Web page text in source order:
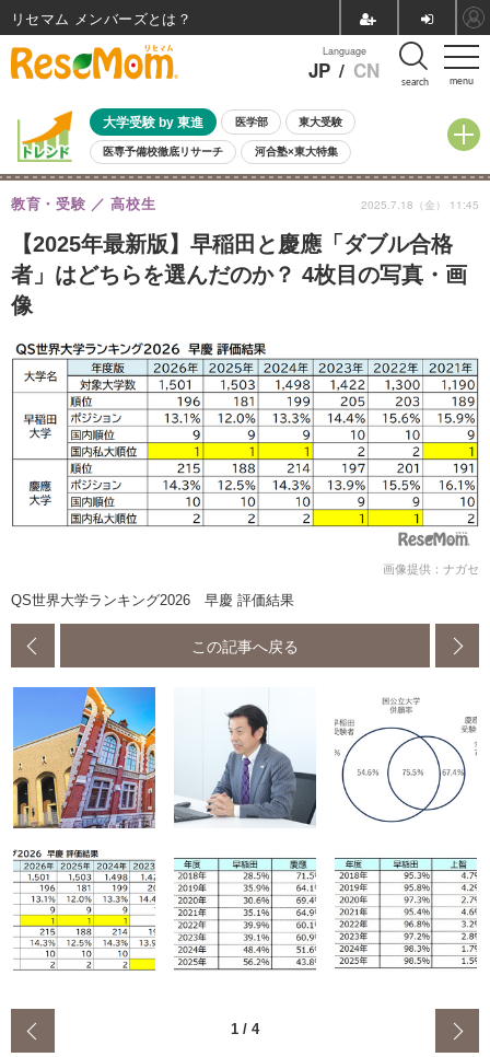
menu
Language
JP / CN search
大学受験 by 東進 医学部 東大受験
医専予備校徹底リサーチ 河合塾×東大特集
親子で考える大学選び 高校受験 中学受験 小学校受験
共通テスト 夏休み
8月開催イベント・WS 全国公立高校 過去問 人気記事
自由研究教材（小学生向け） 自由研究教材（中学生向け） ランキング
【2025年最新版】早稲田と慶應「ダブル合格
者」はどちらを選んだのか？ 4枚目の写真・画
像
教育・受験 高校生 2025.7.18（金） 11:45
画像提供：ナガセ
QS世界大学ランキング2026 早慶 評価結果
この記事へ戻る
1 / 4
リセマム メンバーズ